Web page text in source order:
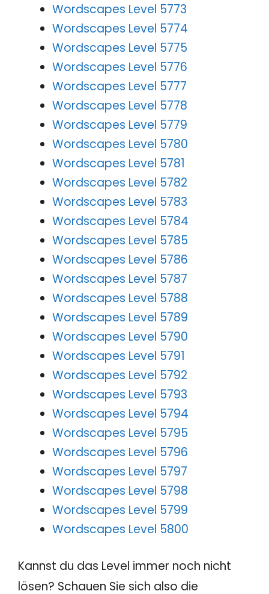
Wordscapes Level 5773
Wordscapes Level 5774
Wordscapes Level 5775
Wordscapes Level 5776
Wordscapes Level 5777
Wordscapes Level 5778
Wordscapes Level 5779
Wordscapes Level 5780
Wordscapes Level 5781
Wordscapes Level 5782
Wordscapes Level 5783
Wordscapes Level 5784
Wordscapes Level 5785
Wordscapes Level 5786
Wordscapes Level 5787
Wordscapes Level 5788
Wordscapes Level 5789
Wordscapes Level 5790
Wordscapes Level 5791
Wordscapes Level 5792
Wordscapes Level 5793
Wordscapes Level 5794
Wordscapes Level 5795
Wordscapes Level 5796
Wordscapes Level 5797
Wordscapes Level 5798
Wordscapes Level 5799
Wordscapes Level 5800
Kannst du das Level immer noch nicht
lösen? Schauen Sie sich also die